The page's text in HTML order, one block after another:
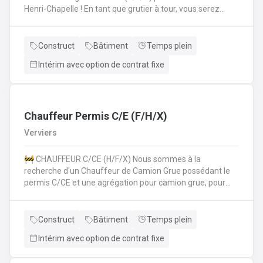
Henri-Chapelle ! En tant que grutier à tour, vous serez
des charges en toute sécurité.Collaborer étroitement
déroulement des opérations.Effectuer des vérifications
fixe à la clé
Construct Bâtiment
Temps plein
Intérim avec option de contrat fixe
Chauffeur Permis C/E (F/H/X)
Verviers
🚧 CHAUFFEUR C/CE (H/F/X) Nous sommes à la
recherche d'un Chauffeur de Camion Grue possédant le
permis C/CE et une agrégation pour camion grue, pour
la manipulation des matériaux sur différents chantiers et
Vos missions principales : Conduire des camions poids
Construct Bâtiment
Temps plein
Intérim avec option de contrat fixe